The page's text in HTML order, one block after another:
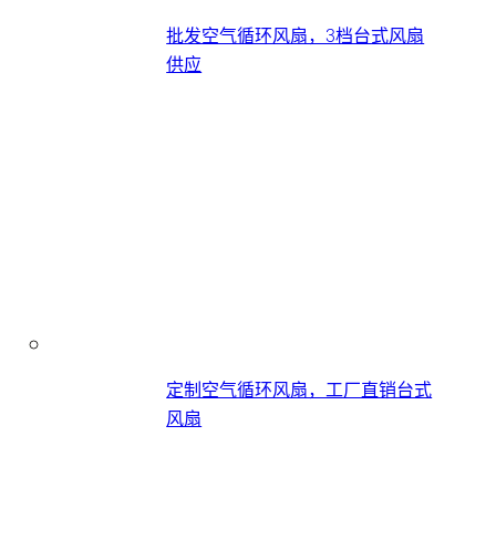
批发空气循环风扇，3档台式风扇
供应
定制空气循环风扇，工厂直销台式
风扇